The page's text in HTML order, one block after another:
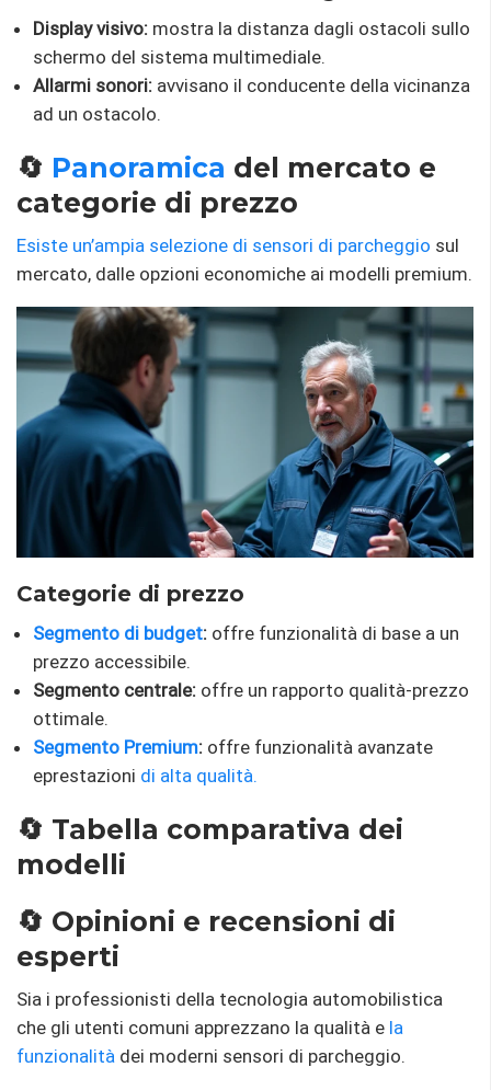
Display visivo: mostra la distanza dagli ostacoli sullo
schermo del sistema multimediale.
Allarmi sonori: avvisano il conducente della vicinanza
ad un ostacolo.
🔄 Panoramica del mercato e
categorie di prezzo
Esiste un’ampia selezione di sensori di parcheggio sul
mercato, dalle opzioni economiche ai modelli premium.
Categorie di prezzo
Segmento di budget: offre funzionalità di base a un
prezzo accessibile.
Segmento centrale: offre un rapporto qualità-prezzo
ottimale.
Segmento Premium: offre funzionalità avanzate
eprestazioni di alta qualità.
🔄 Tabella comparativa dei
modelli
🔄 Opinioni e recensioni di
esperti
Sia i professionisti della tecnologia automobilistica
che gli utenti comuni apprezzano la qualità e la
funzionalità dei moderni sensori di parcheggio.